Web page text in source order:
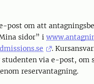
post om att
sidor” i
.
via e-post, om
reservantagning.